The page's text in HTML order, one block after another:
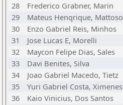
28
Frederico Grabner, Marin
29
Mateus Henqrique, Mattoso
30
Enzo Gabriel Reis, Minhos
31
Jose Lucas E, Morelli
32
Maycon Felipe Dias, Sales
33
Davi Benites, Silva
34
Joao Gabriel Macedo, Tietz
35
Yuri Gabriel Costa, Ximenes
36
Kaio Vinicius, Dos Santos